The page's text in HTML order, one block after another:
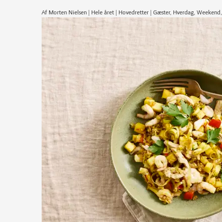
Af Morten Nielsen | Hele året | Hovedretter | Gæster, Hverdag,